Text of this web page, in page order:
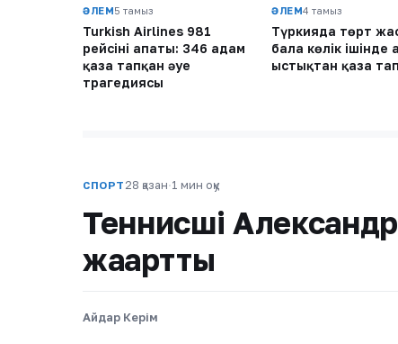
ӘЛЕМ5 тамыз
Turkish Airlines 981
рейсінің апаты: 346 адам
қаза тапқан әуе
трагедиясы
ӘЛЕМ4 тамыз
Түркияда төрт
бала көлік ішінде
ыстықтан қаза
СПОРТ 28 қазан·1 мин оқу
Теннисші
жаңартты
Айдар Керім